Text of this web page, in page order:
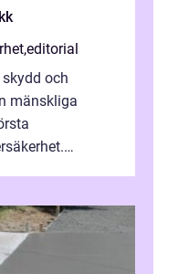
,editorial
och
mänskliga